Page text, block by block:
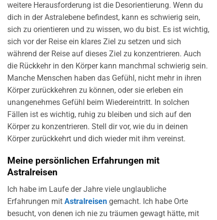
weitere Herausforderung ist die Desorientierung. Wenn du
dich in der Astralebene befindest, kann es schwierig sein,
sich zu orientieren und zu wissen, wo du bist. Es ist wichtig,
sich vor der Reise ein klares Ziel zu setzen und sich
während der Reise auf dieses Ziel zu konzentrieren. Auch
die Rückkehr in den Körper kann manchmal schwierig sein.
Manche Menschen haben das Gefühl, nicht mehr in ihren
Körper zurückkehren zu können, oder sie erleben ein
unangenehmes Gefühl beim Wiedereintritt. In solchen
Fällen ist es wichtig, ruhig zu bleiben und sich auf den
Körper zu konzentrieren. Stell dir vor, wie du in deinen
Körper zurückkehrt und dich wieder mit ihm vereinst.
Meine persönlichen Erfahrungen mit
Astralreisen
Ich habe im Laufe der Jahre viele unglaubliche
Erfahrungen mit Astralreisen gemacht. Ich habe Orte
besucht, von denen ich nie zu träumen gewagt hätte, mit